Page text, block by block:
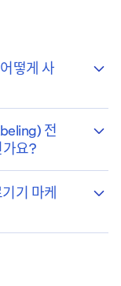
떻게 사
전
요?
기 마케